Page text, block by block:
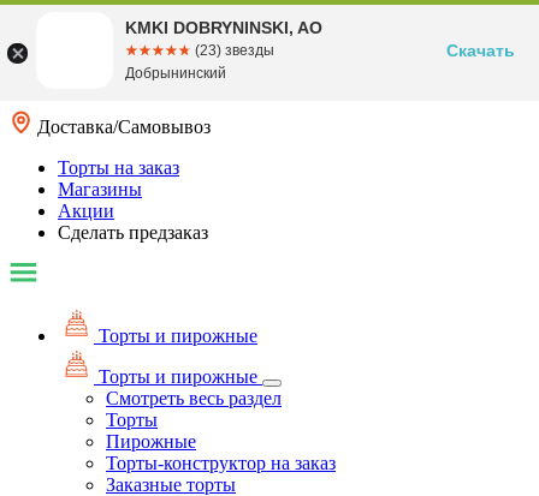
Доставка/Самовывоз
Торты на заказ
Магазины
Акции
Сделать предзаказ
Торты и пирожные
Торты и пирожные
Смотреть весь раздел
Торты
Пирожные
Торты-конструктор на заказ
Заказные торты
KMKI DOBRYNINSKI, AO
☆☆☆☆☆
★★★★★ (23) звезды
Добрынинский
Скачать